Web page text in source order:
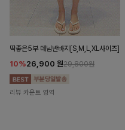
딱좋은5부 데님반바지[S,M,L,XL사이즈]
10%26,900 원29,800원
리뷰 카운트 영역